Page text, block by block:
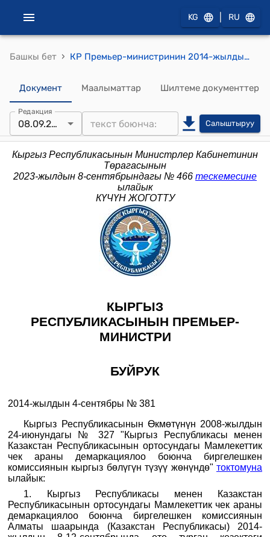
KG RU
Башкы бет › КР Премьер-министринин 2014-жылдын 4-сентябрындагы № 381 (Кыргыз Республикасы менен Казакстан Республикасынын ортосундагы Мамлекеттик чек араны демаркациялоо боюнча биргелешкен комиссиянын кезектеги жыйынына катышуу тууралуу) буйругу
Документ Маалыматтар Шилтеме документтер
Редакция
08.09.2023 Салыштыруу